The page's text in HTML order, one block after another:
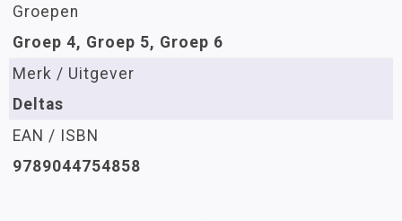
Groepen
Groep 4, Groep 5, Groep 6
Merk / Uitgever
Deltas
EAN / ISBN
9789044754858